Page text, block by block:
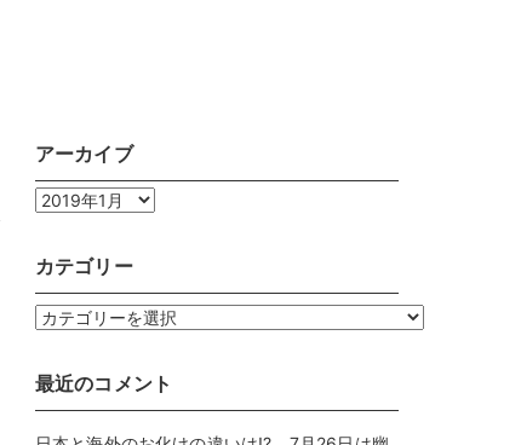
アーカイブ
ア
カ
ブ
カテゴリー
カ
ゴ
ー
最近のコメント